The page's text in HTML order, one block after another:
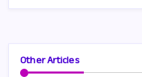
Other Articles